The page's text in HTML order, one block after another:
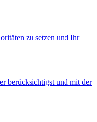
zu setzen und Ihr
berücksichtigst und mit der